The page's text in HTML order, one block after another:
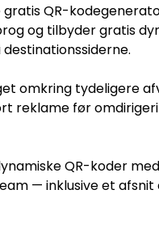
QR-
og tilbyder gratis
omkring tydeligere
reklame før
QR-koder
— inklusive et afsnit